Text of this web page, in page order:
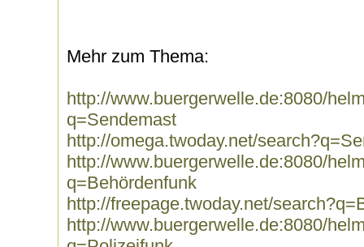
Mehr zum Thema:
http://www.buergerwelle.de:8080/
q=Sendemast
http://omega.twoday.net/
http://www.buergerwelle.de:8080/
q=Behördenfunk
http://freepage.twoday.net/
http://www.buergerwelle.de:8080/